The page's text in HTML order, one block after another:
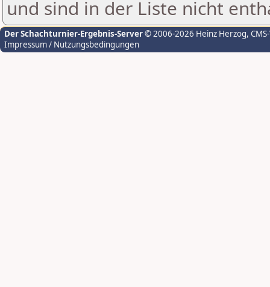
und sind in der Liste nicht
Der Schachturnier-Ergebnis-Server© 2006-2026 Heinz Herzog,
Impressum / Nutzungsbedingungen